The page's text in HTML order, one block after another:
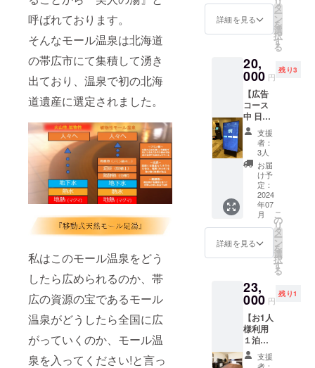
呼ばれております。
そんなモール温泉は北海道
の帯広市にて集積して湧き
出ており、温泉で初の北海
道遺産に選定されました。
私はこのモール温泉をどう
したら広められるのか、帯
広の資源の宝であるモール
温泉がどうしたら全国に広
がっていくのか、モール温
泉を入ってください!と言っ
す。
入浴券5
枚
浴料
1,500円
×5回分)
■使用方
法 入浴
券をフ
ロント
スタッ
フにお
渡しく
ださ
い。 ※
有効期
限は裏
面の日
付から5
年以内
す。
「燻り
塩」
「燻り
黒胡
「燻り
胡麻」
「燻り
醤油」
「燻り
オリー
ブオイ
ル」の5
点セッ
トを綺
麗な化
粧箱に
冷燻冊
子とと
もに入
れてご
用意い
燻工房
のかわ
いいリ
スのロ
ゴ入り
手提げ
袋もお
付けし
詳細を見る
タ
ー
ン
を
選
択
す
る
20,
000 円
残り3
【広告
コース
中 日帰
り入浴
券10枚
付き】
内容 ・
足湯プ
ロジェ
クト終
了後、
一定の
期間ふ
く井ホ
テルの
イン
メー
ション
ボード
にて会
社名も
しくは
個人名
を掲載
支援
者：
3人
お届
け予
定：
2024
年07
月
詳細を見る
こ
の
リ
タ
ー
ン
を
選
択
す
る
23,
000 円
残り1
【お1人
様利用
１泊２
食付き
宿泊券
支援